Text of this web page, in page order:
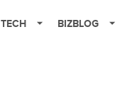
TECH BIZBLOG